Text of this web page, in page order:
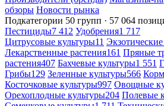
обзоры Новости рынка
Подкатегории 50 групп · 57 064
Пестициды7 412 Удобрения1 717
Цитрусовые культуры11
Лекарственные растения161 Пряные
растения407 Бахчевые культуры1 551
Грибы129 Зеленные культуры566
Косточковые культуры997 Овощные
Орехоплодные культуры204 Полевые